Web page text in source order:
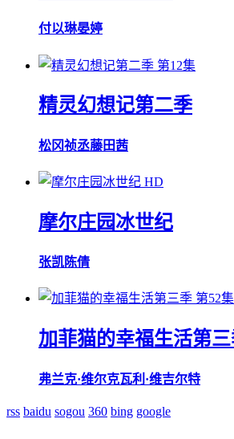
付以琳晏婷
第12集
精灵幻想记第二季
松冈祯丞藤田茜
HD
摩尔庄园冰世纪
张凯陈倩
第52
加菲猫的幸福生活第
弗兰克·维尔克瓦利·维吉尔特
rss baidu sogou 360 bing google